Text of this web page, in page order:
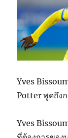
Yves
Potter พูดถึง
Yves